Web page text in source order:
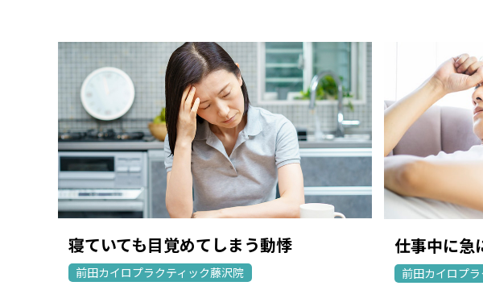
寝ていても目覚めてしまう動悸
前田カイロプラクティック藤沢院
仕事中に急
前田カイロプ